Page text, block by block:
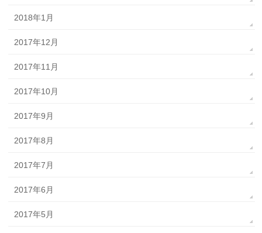
2018年1月
2017年12月
2017年11月
2017年10月
2017年9月
2017年8月
2017年7月
2017年6月
2017年5月